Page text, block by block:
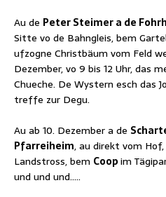
Au de Peter Steimer a de
Sitte vo de Bahngleis, bem
ufzogne Christbäum vom Feld
Dezember, vo 9 bis 12 Uhr, das
Chueche. De Wystern esch das
treffe zur Degu.
Au ab 10. Dezember a de
Pfarreiheim, au direkt vom Hof,
Landstross, bem Coopim
und und und…..